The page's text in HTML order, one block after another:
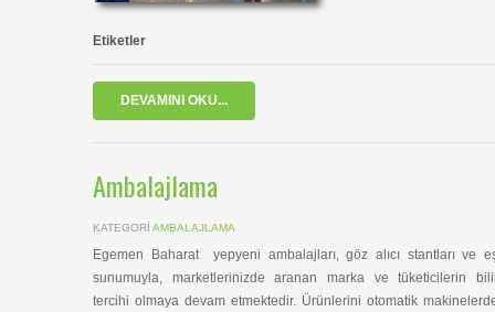
Etiketler
DEVAMINI OKU...
Ambalajlama
KATEGORI AMBALAJLAMA
Egemen Baharat yepyeni ambalajları, göz alıcı stantları ve
sunumuyla, marketlerinizde aranan marka ve tüketicilerin
tercihi olmaya devam etmektedir. Ürünlerini otomatik